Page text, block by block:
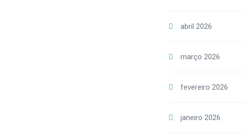
abril 2026
março 2026
fevereiro 2026
janeiro 2026